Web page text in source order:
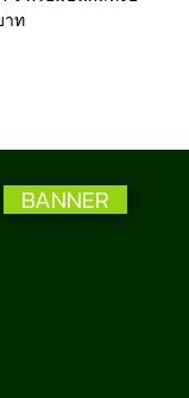
าท
BANNER